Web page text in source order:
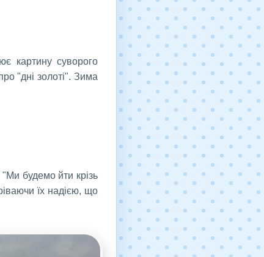
картину суворого
"дні золоті". Зима
"Ми будемо йти крізь
їх надією, що